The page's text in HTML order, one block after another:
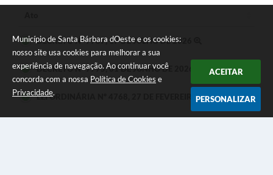
Município de Santa Bárbara dOeste e os cookies:
nosso site usa cookies para melhorar a sua
experiência de navegação. Ao continuar você
concorda com a nossa Política de Cookies e
Privacidade.
ACEITAR
PERSONALIZAR
DECRETO Nº 7787, 17 DE JULHO DE 2026
DECRETO Nº 7775, 01 DE JUNHO DE 2026
LEI ORDINÁRIA Nº 4768, 27 DE FEVEREIRO DE 2026